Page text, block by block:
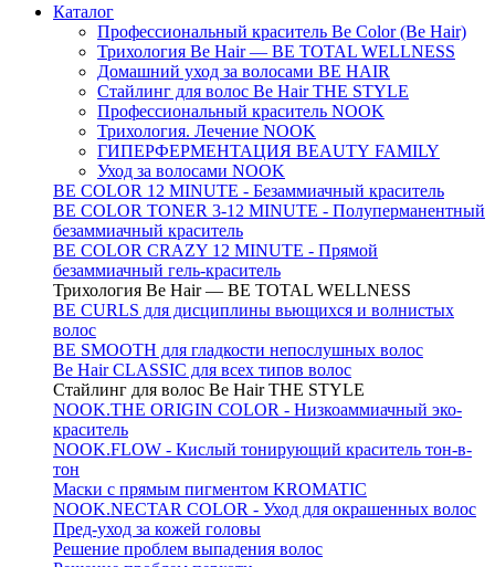
Каталог
Профессиональный краситель Be Color (Be Hair)
Трихология Be Hair — BE TOTAL WELLNESS
Домашний уход за волосами BE HAIR
Стайлинг для волос Be Hair THE STYLE
Профессиональный краситель NOOK
Трихология. Лечение NOOK
ГИПЕРФЕРМЕНТАЦИЯ BEAUTY FAMILY
Уход за волосами NOOK
BE COLOR 12 MINUTE - Безаммиачный краситель
BE COLOR TONER 3-12 MINUTE - Полуперманентный
безаммиачный краситель
BE COLOR CRAZY 12 MINUTE - Прямой
безаммиачный гель-краситель
Трихология Be Hair — BE TOTAL WELLNESS
BE CURLS для дисциплины вьющихся и волнистых
волос
BE SMOOTH для гладкости непослушных волос
Be Hair CLASSIC для всех типов волос
Стайлинг для волос Be Hair THE STYLE
NOOK.THE ORIGIN COLOR - Низкоаммиачный эко-
краситель
NOOK.FLOW - Кислый тонирующий краситель тон-в-
тон
Маски с прямым пигментом KROMATIC
NOOK.NECTAR COLOR - Уход для окрашенных волос
Пред-уход за кожей головы
Решение проблем выпадения волос